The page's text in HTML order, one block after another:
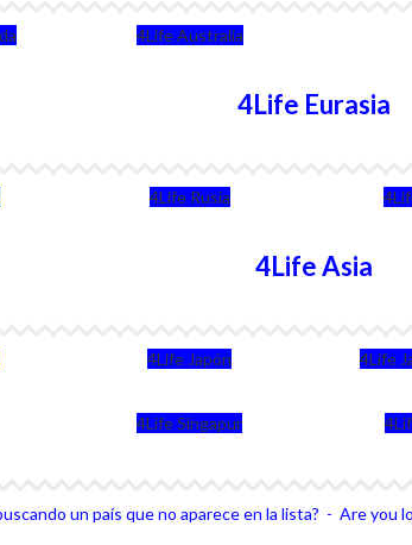
4Life Australia
4Life Eurasia
4Life Rusia
4Life Asia
4Life Japón 4Life
4Life Singapur
un país que no aparece en la lista? - Are